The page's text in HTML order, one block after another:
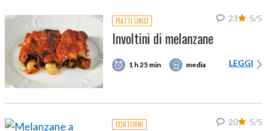
PIATTI UNICI 5/5
23
Involtini di melanzane
1 h 25 min media LEGGI
CONTORNI 5/5
20